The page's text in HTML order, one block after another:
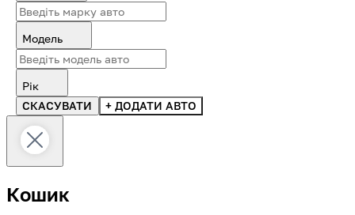
Модель
Рік
СКАСУВАТИ
+ ДОДАТИ АВТО
Кошик